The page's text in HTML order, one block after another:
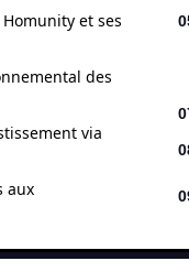
et ses
des
via
aux